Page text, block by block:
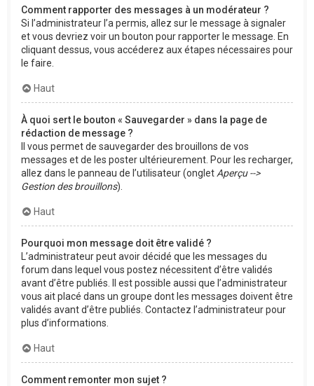
Comment rapporter des messages à un modérateur ?
Si l’administrateur l’a permis, allez sur le message à signaler
et vous devriez voir un bouton pour rapporter le message. En
cliquant dessus, vous accéderez aux étapes nécessaires pour
le faire.
Haut
À quoi sert le bouton « Sauvegarder » dans la page de
rédaction de message ?
Il vous permet de sauvegarder des brouillons de vos
messages et de les poster ultérieurement. Pour les recharger,
allez dans le panneau de l’utilisateur (onglet Aperçu -->
Gestion des brouillons).
Haut
Pourquoi mon message doit être validé ?
L’administrateur peut avoir décidé que les messages du
forum dans lequel vous postez nécessitent d’être validés
avant d’être publiés. Il est possible aussi que l’administrateur
vous ait placé dans un groupe dont les messages doivent être
validés avant d’être publiés. Contactez l’administrateur pour
plus d’informations.
Haut
Comment remonter mon sujet ?